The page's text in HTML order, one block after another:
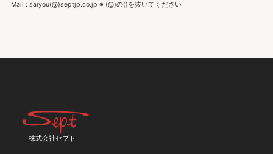
Mail : saiyou(@)septjp.co.jp ※ (@)の()を抜いてください
株式会社セプト